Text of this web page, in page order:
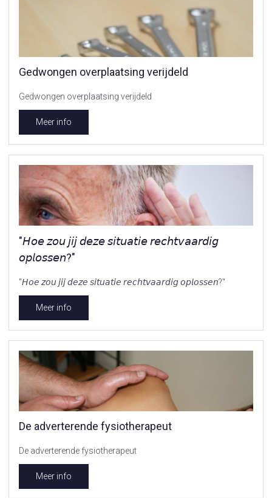
Gedwongen overplaatsing verijdeld
Gedwongen overplaatsing verijdeld
Meer info
"𝘏𝘰𝘦 𝘻𝘰𝘶 𝘫𝘪𝘫 𝘥𝘦𝘻𝘦 𝘴𝘪𝘵𝘶𝘢𝘵𝘪𝘦 𝘳𝘦𝘤𝘩𝘵𝘷𝘢𝘢𝘳𝘥𝘪𝘨
𝘰𝘱𝘭𝘰𝘴𝘴𝘦𝘯?"
"𝘏𝘰𝘦 𝘻𝘰𝘶 𝘫𝘪𝘫 𝘥𝘦𝘻𝘦 𝘴𝘪𝘵𝘶𝘢𝘵𝘪𝘦 𝘳𝘦𝘤𝘩𝘵𝘷𝘢𝘢𝘳𝘥𝘪𝘨 𝘰𝘱𝘭𝘰𝘴𝘴𝘦𝘯?"
Meer info
De adverterende fysiotherapeut
De adverterende fysiotherapeut
Meer info